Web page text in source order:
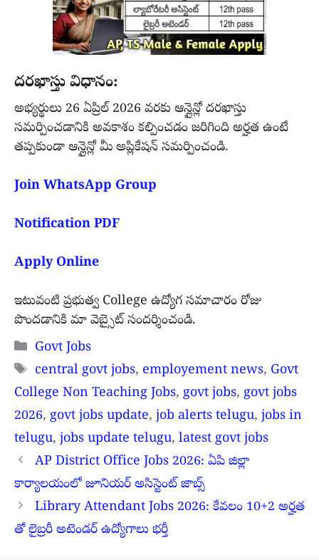
దరఖాస్తు విధానం:
అభ్యర్థులు 26 ఏప్రిల్ 2026 వరకు ఆన్లైన్లో దరఖాస్తు
సమర్పించడానికి అవకాశం కల్పించడం జరిగింది అర్హత ఉంటే
తప్పకుండా ఆన్లైన్లో మీ అప్లికేషన్ సమర్పించండి.
Join WhatsApp Group
Notification PDF
Apply Online
ఇటువంటి ప్రభుత్వ College ఉద్యోగ సమాచారం రోజు
పొందడానికి మా వెబ్సైట్ సందర్శించండి.
Categories
Govt Jobs
Tags
central govt jobs, employement news, Govt
College Non Teaching Jobs, govt jobs, govt jobs
2026, govt jobs update,job alerts telugu,jobs in
telugu,jobs update telugu, latest govt jobs
AP District Office Jobs 2026: ఏపి జిల్లా
కార్యాలయంలో జూనియర్ అసిస్టెంట్ జాబ్స్
Library Attendant Jobs 2026: కేవలం 10+2 అర్హత
తో లైబ్రరీ అటెండర్ ఉద్యోగాలు భర్తీ